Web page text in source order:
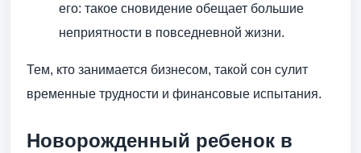
его: такое сновидение обещает большие
неприятности в повседневной жизни.
Тем, кто занимается бизнесом, такой сон сулит
временные трудности и финансовые испытания.
Новорожденный ребенок в